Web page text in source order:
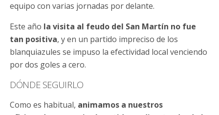
equipo con varias jornadas por delante.
Este año la visita al feudo del San Martín no fue
tan positiva, y en un partido impreciso de los
blanquiazules se impuso la efectividad local venciendo
por dos goles a cero.
DÓNDE SEGUIRLO
Como es habitual, animamos a nuestros